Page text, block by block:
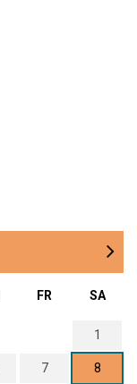
FR SA
1
7 8